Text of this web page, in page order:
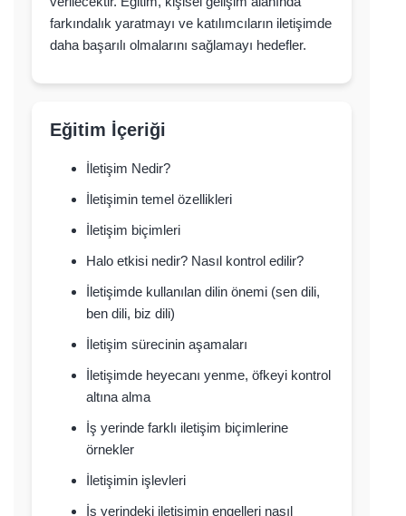
farkındalık yaratmayı ve katılımcıların iletişimde
daha başarılı olmalarını sağlamayı hedefler.
Eğitim İçeriği
İletişim Nedir?
İletişimin temel özellikleri
İletişim biçimleri
Halo etkisi nedir? Nasıl kontrol edilir?
İletişimde kullanılan dilin önemi (sen dili,
ben dili, biz dili)
İletişim sürecinin aşamaları
İletişimde heyecanı yenme, öfkeyi kontrol
altına alma
İş yerinde farklı iletişim biçimlerine
örnekler
İletişimin işlevleri
İş yerindeki iletişimin engelleri nasıl